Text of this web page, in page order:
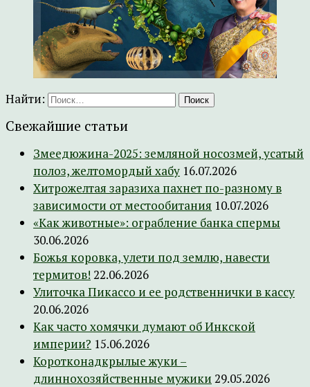
Найти:
Свежайшие статьи
Змеедюжина-2025: земляной носозмей, усатый
полоз, желтомордый хабу 16.07.2026
Хитрожелтая заразиха пахнет по-разному в
зависимости от местообитания 10.07.2026
«Как животные»: ограбление банка спермы
30.06.2026
Божья коровка, улети под землю, навести
термитов! 22.06.2026
Улиточка Пикассо и ее родственнички в кассу
20.06.2026
Как часто хомячки думают об Инкской
империи? 15.06.2026
Коротконадкрылые жуки –
длиннохозяйственные мужики 29.05.2026